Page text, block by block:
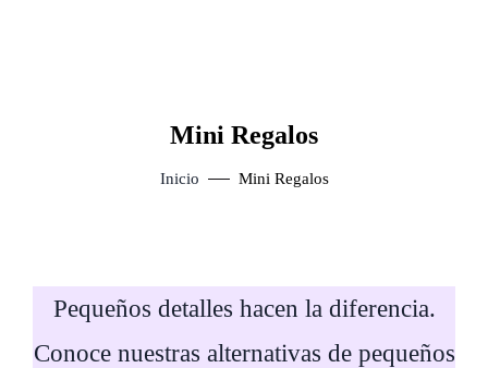
Mini Regalos
Inicio Mini Regalos
Pequeños detalles hacen la diferencia.
Conoce nuestras alternativas de pequeños